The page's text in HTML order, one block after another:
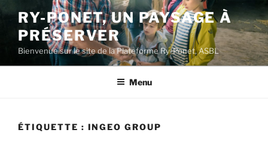
contenu
principal
RY-PONET, UN PAYSAGE À
PRÉSERVER
Bienvenue sur le site de la Plateforme Ry-Ponet, ASBL
Menu
ÉTIQUETTE : INGEO GROUP